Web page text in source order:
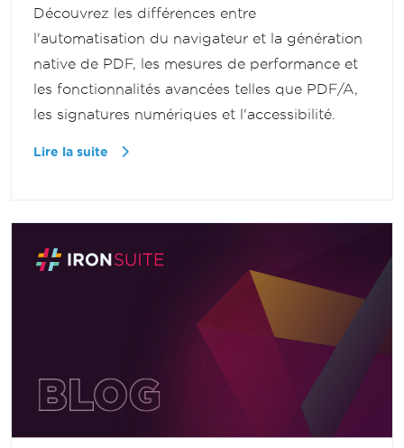
Découvrez les différences entre
l'automatisation du navigateur et la génération
native de PDF, les mesures de performance et
les fonctionnalités avancées telles que PDF/A,
les signatures numériques et l'accessibilité.
Lire la suite